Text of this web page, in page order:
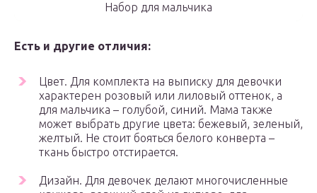
Набор для мальчика
Есть и другие отличия:
Цвет. Для комплекта на выписку для девочки
характерен розовый или лиловый оттенок, а
для мальчика – голубой, синий. Мама также
может выбрать другие цвета: бежевый, зеленый,
желтый. Не стоит бояться белого конверта –
ткань быстро отстирается.
Дизайн. Для девочек делают многочисленные